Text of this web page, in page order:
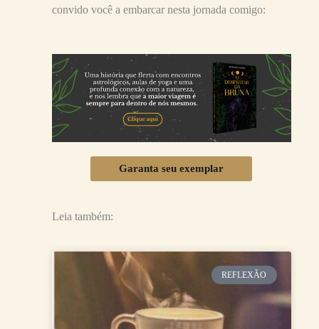
convido você a embarcar nesta jornada comigo:
Garanta seu exemplar
Leia também:
REFLEXÃO